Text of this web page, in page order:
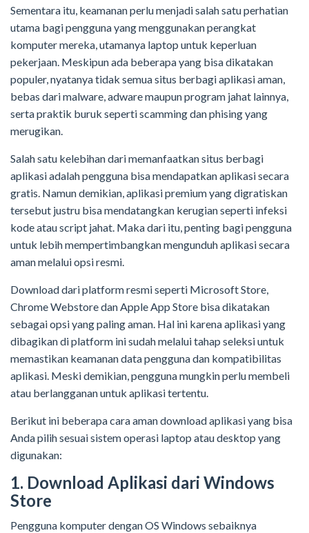
Sementara itu, keamanan perlu menjadi salah satu perhatian
utama bagi pengguna yang menggunakan perangkat
komputer mereka, utamanya laptop untuk keperluan
pekerjaan. Meskipun ada beberapa yang bisa dikatakan
populer, nyatanya tidak semua situs berbagi aplikasi aman,
bebas dari malware, adware maupun program jahat lainnya,
serta praktik buruk seperti scamming dan phising yang
merugikan.
Salah satu kelebihan dari memanfaatkan situs berbagi
aplikasi adalah pengguna bisa mendapatkan aplikasi secara
gratis. Namun demikian, aplikasi premium yang digratiskan
tersebut justru bisa mendatangkan kerugian seperti infeksi
kode atau script jahat. Maka dari itu, penting bagi pengguna
untuk lebih mempertimbangkan mengunduh aplikasi secara
aman melalui opsi resmi.
Download dari platform resmi seperti Microsoft Store,
Chrome Webstore dan Apple App Store bisa dikatakan
sebagai opsi yang paling aman. Hal ini karena aplikasi yang
dibagikan di platform ini sudah melalui tahap seleksi untuk
memastikan keamanan data pengguna dan kompatibilitas
aplikasi. Meski demikian, pengguna mungkin perlu membeli
atau berlangganan untuk aplikasi tertentu.
Berikut ini beberapa caraamandownload aplikasiyang bisa
Anda pilih sesuai sistem operasi laptop atau desktop yang
digunakan:
1. Download Aplikasi dari Windows
Store
Pengguna komputer dengan OS Windows sebaiknya